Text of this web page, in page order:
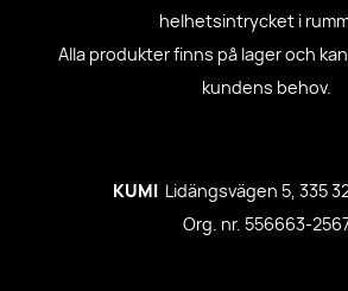
helhetsintrycket i
Alla produkter finns på lager och
kundens behov.
KUMI
Lidängsvägen 5, 335
Org. nr. 556663-